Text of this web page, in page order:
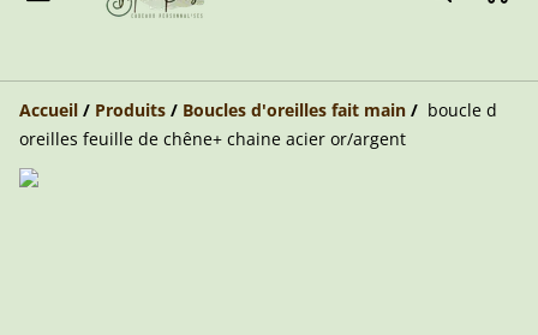
Accueil / Produits / Boucles d'oreilles fait main / boucle d
oreilles feuille de chêne+ chaine acier or/argent